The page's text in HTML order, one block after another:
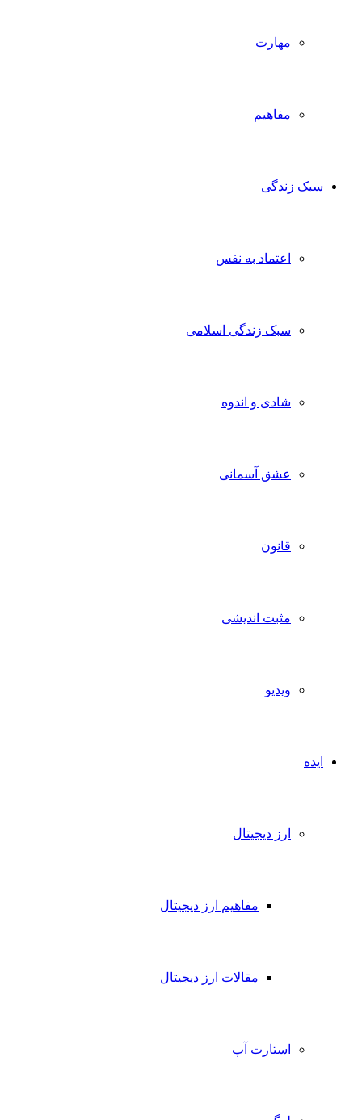
مهارت
مفاهیم
سبک زندگی
اعتماد به نفس
سبک زندگی اسلامی
شادی و اندوه
عشق آسمانی
قانون
مثبت اندیشی
ویدیو
ایده
ارز دیجیتال
مفاهیم ارز دیجیتال
مقالات ارز دیجیتال
استارت آپ